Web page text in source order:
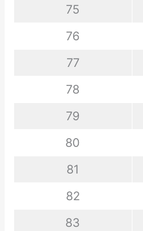
75
76
77
78
79
80
81
82
83